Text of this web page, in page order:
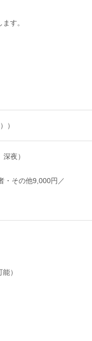
す。
）
夜）
・その他9,000円／
）